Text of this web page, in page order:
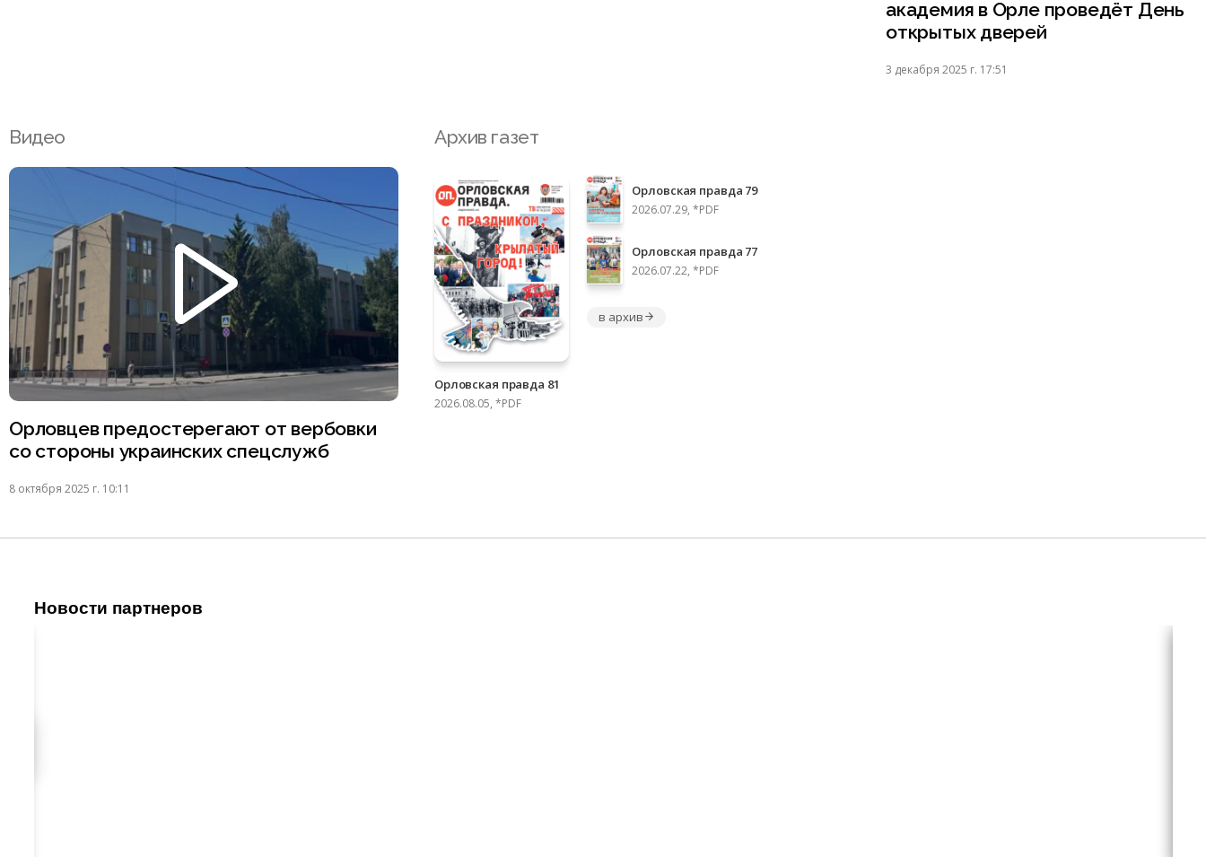
академия в Орле проведёт День
открытых дверей
3 декабря 2025 г. 17:51
Видео
Орловцев предостерегают от вербовки
со стороны украинских спецслужб
8 октября 2025 г. 10:11
Архив газет
Орловская правда 81
2026.08.05, *PDF
Орловская правда 79
2026.07.29, *PDF
Орловская правда 77
2026.07.22, *PDF
в архив
Новости партнеров